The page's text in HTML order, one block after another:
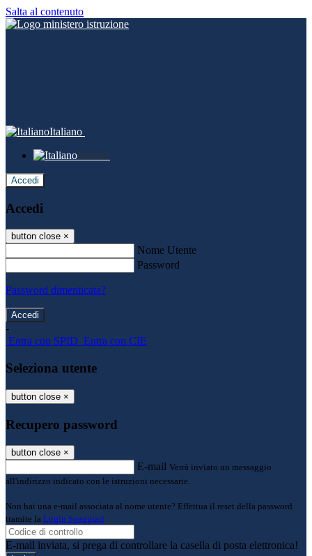
Salta al contenuto
Italiano
Italiano
Accedi
Accedi
button close ×
Nome Utente
Password
Password dimenticata?
-
Entra con SPID Entra con CIE
Seleziona utente
button close ×
Recupero password
button close ×
E-mail Verrà inviato un messaggio
all'indirizzo indicato con le istruzioni necessarie.
Non hai una e-mail associata al nome utente? Effettua il reset della password
tramite la Login Spaggiari
E-mail inviata, si prega di controllare la casella di posta elettronica!